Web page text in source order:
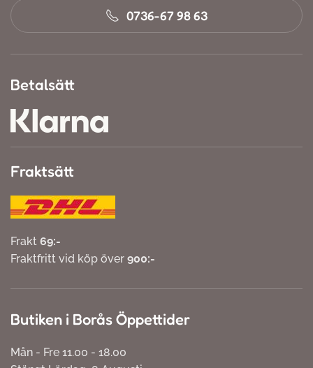
0736-67 98 63
Betalsätt
Fraktsätt
Frakt 69:-
Fraktfritt vid köp över 900:-
Butiken i Borås Öppettider
Mån - Fre 11.00 - 18.00